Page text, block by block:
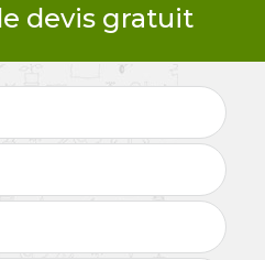
devis gratuit